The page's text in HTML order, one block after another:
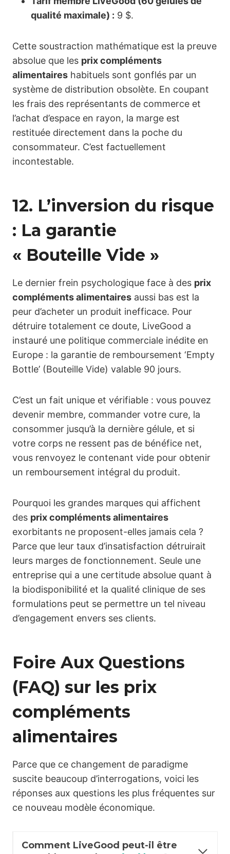
qualité maximale) : 9 $.
Cette soustraction mathématique est la preuve
absolue que les prix compléments
alimentaires habituels sont gonflés par un
système de distribution obsolète. En coupant
les frais des représentants de commerce et
l’achat d’espace en rayon, la marge est
restituée directement dans la poche du
consommateur. C’est factuellement
incontestable.
12. L’inversion du risque
: La garantie
« Bouteille Vide »
Le dernier frein psychologique face à des prix
compléments alimentaires aussi bas est la
peur d’acheter un produit inefficace. Pour
détruire totalement ce doute, LiveGood a
instauré une politique commerciale inédite en
Europe : la garantie de remboursement ‘Empty
Bottle’ (Bouteille Vide) valable 90 jours.
C’est un fait unique et vérifiable : vous pouvez
devenir membre, commander votre cure, la
consommer jusqu’à la dernière gélule, et si
votre corps ne ressent pas de bénéfice net,
vous renvoyez le contenant vide pour obtenir
un remboursement intégral du produit.
Pourquoi les grandes marques qui affichent
des prix compléments alimentaires
exorbitants ne proposent-elles jamais cela ?
Parce que leur taux d’insatisfaction détruirait
leurs marges de fonctionnement. Seule une
entreprise qui a une certitude absolue quant à
la biodisponibilité et la qualité clinique de ses
formulations peut se permettre un tel niveau
d’engagement envers ses clients.
Foire Aux Questions
(FAQ) sur les prix
compléments
alimentaires
Parce que ce changement de paradigme
suscite beaucoup d’interrogations, voici les
réponses aux questions les plus fréquentes sur
ce nouveau modèle économique.
Comment LiveGood peut-il être